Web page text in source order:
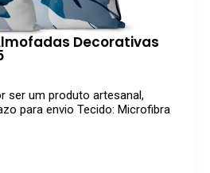
Decorativas
ser um produto artesanal,
para envio Tecido: Microfibra